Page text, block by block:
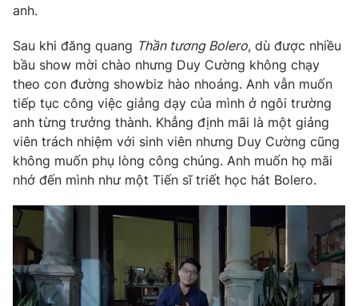
anh.
Sau khi đăng quang Thần tương Bolero, dù được nhiều
bầu show mời chào nhưng Duy Cường không chạy
theo con đường showbiz hào nhoáng. Anh vẫn muốn
tiếp tục công việc giảng dạy của mình ở ngôi trường
anh từng trưởng thành. Khẳng định mãi là một giảng
viên trách nhiệm với sinh viên nhưng Duy Cường cũng
không muốn phụ lòng công chúng. Anh muốn họ mãi
nhớ đến mình như một Tiến sĩ triết học hát Bolero.